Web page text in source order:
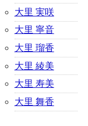
大里 実咲
大里 寧音
大里 瑠香
大里 綾美
大里 寿美
大里 舞香